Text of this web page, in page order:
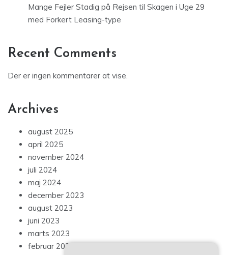
Mange Fejler Stadig på Rejsen til Skagen i Uge 29
med Forkert Leasing-type
Recent Comments
Der er ingen kommentarer at vise.
Archives
august 2025
april 2025
november 2024
juli 2024
maj 2024
december 2023
august 2023
juni 2023
marts 2023
februar 2023